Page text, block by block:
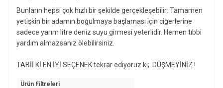
Bunların hepsi çok hızlı bir şekilde gerçekleşebilir: Tamamen
yetişkin bir adamın boğulmaya başlaması için ciğerlerine
sadece yarım litre deniz suyu girmesi yeterlidir. Hemen tıbbi
yardım almazsanız ölebilirsiniz.
TABİİ Kİ EN İYİ SEÇENEK tekrar ediyoruz ki; DÜŞMEYİNİZ !
Ürün Filtreleri